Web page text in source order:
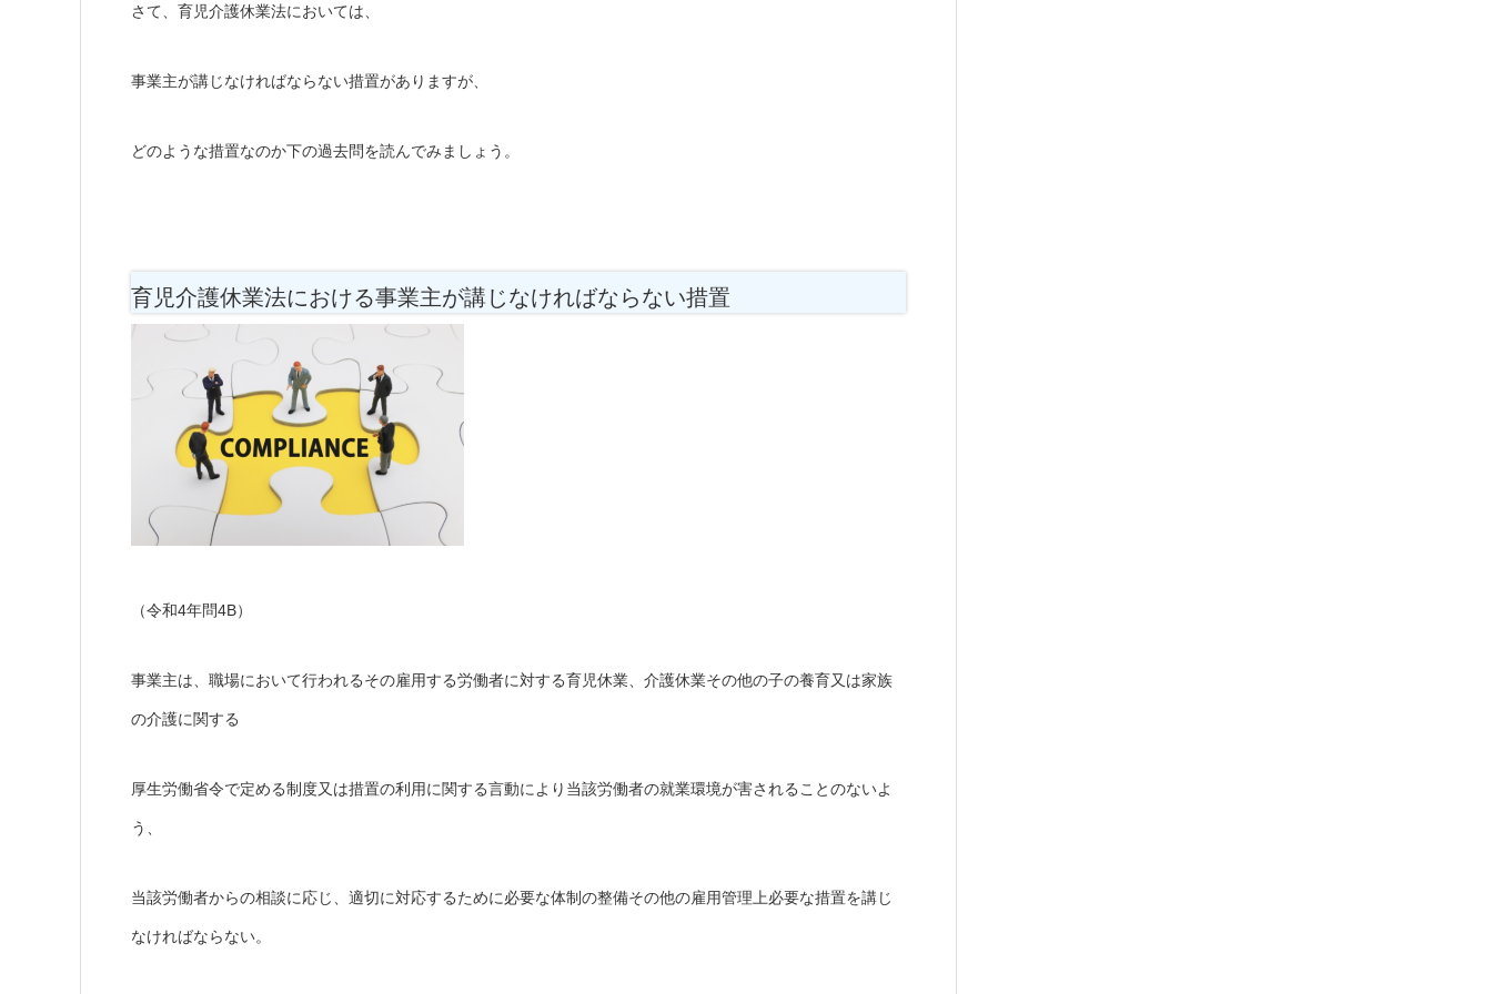
さて、育児介護休業法においては、
事業主が講じなければならない措置がありますが、
どのような措置なのか下の過去問を読んでみましょう。
育児介護休業法における事業主が講じなければならない措置
（令和4年問4B）
事業主は、職場において行われるその雇用する労働者に対する育児休業、介護休業その他の子の養育又は家族
の介護に関する
厚生労働省令で定める制度又は措置の利用に関する言動により当該労働者の就業環境が害されることのないよ
う、
当該労働者からの相談に応じ、適切に対応するために必要な体制の整備その他の雇用管理上必要な措置を講じ
なければならない。